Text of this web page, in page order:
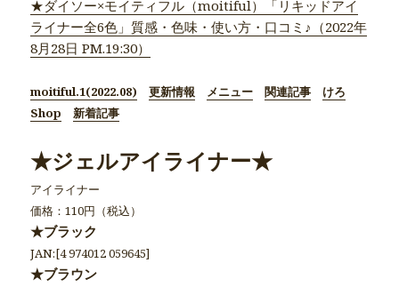
★ダイソー×モイティフル（moitiful）「リキッドアイ
ライナー全6色」質感・色味・使い方・口コミ♪（2022年
8月28日 PM.19:30）
moitiful.1(2022.08) 更新情報 メニュー 関連記事
けろ
Shop
新着記事
★ジェルアイライナー★
アイライナー
価格：110円（税込）
★ブラック
JAN:[4 974012 059645]
★ブラウン